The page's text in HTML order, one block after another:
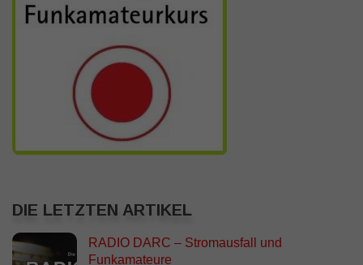
DIE LETZTEN ARTIKEL
RADIO DARC – Stromausfall und
Funkamateure